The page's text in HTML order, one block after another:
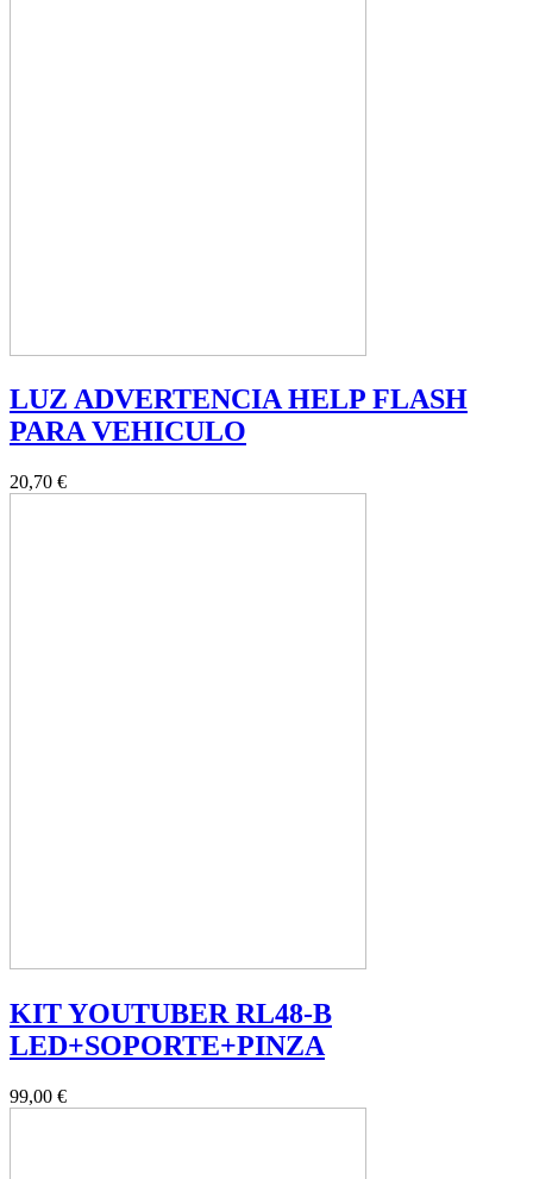
LUZ ADVERTENCIA HELP FLASH
PARA VEHICULO
20,70 €
KIT YOUTUBER RL48-B
LED+SOPORTE+PINZA
99,00 €